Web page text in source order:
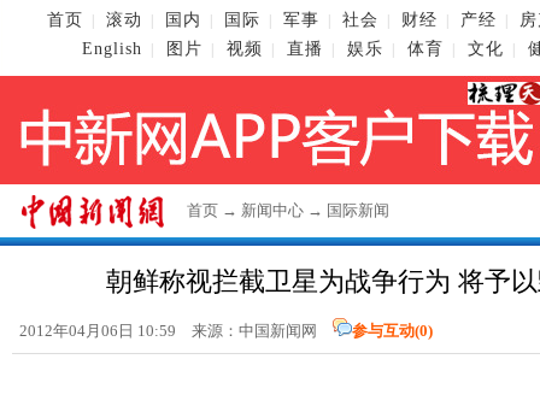
首页 滚动 国内 国际 军事 社会 财经 产经
English
图片 视频 直播 娱乐 体育 文化
首页 → 新闻中心 → 国际新闻
朝鲜称视拦截卫星为战争行为 将予
2012年04月06日 10:59 来源：中国新闻网 参与互动(0)